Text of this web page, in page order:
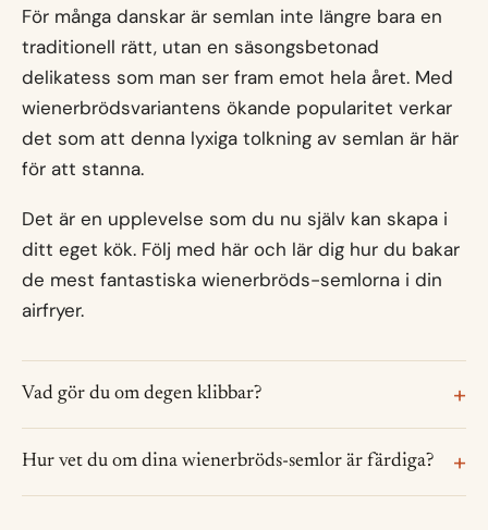
För många danskar är semlan inte längre bara en
traditionell rätt, utan en säsongsbetonad
delikatess som man ser fram emot hela året. Med
wienerbrödsvariantens ökande popularitet verkar
det som att denna lyxiga tolkning av semlan är här
för att stanna.
Det är en upplevelse som du nu själv kan skapa i
ditt eget kök. Följ med här och lär dig hur du bakar
de mest fantastiska wienerbröds-semlorna i din
airfryer.
Vad gör du om degen klibbar?
Hur vet du om dina wienerbröds-semlor är färdiga?